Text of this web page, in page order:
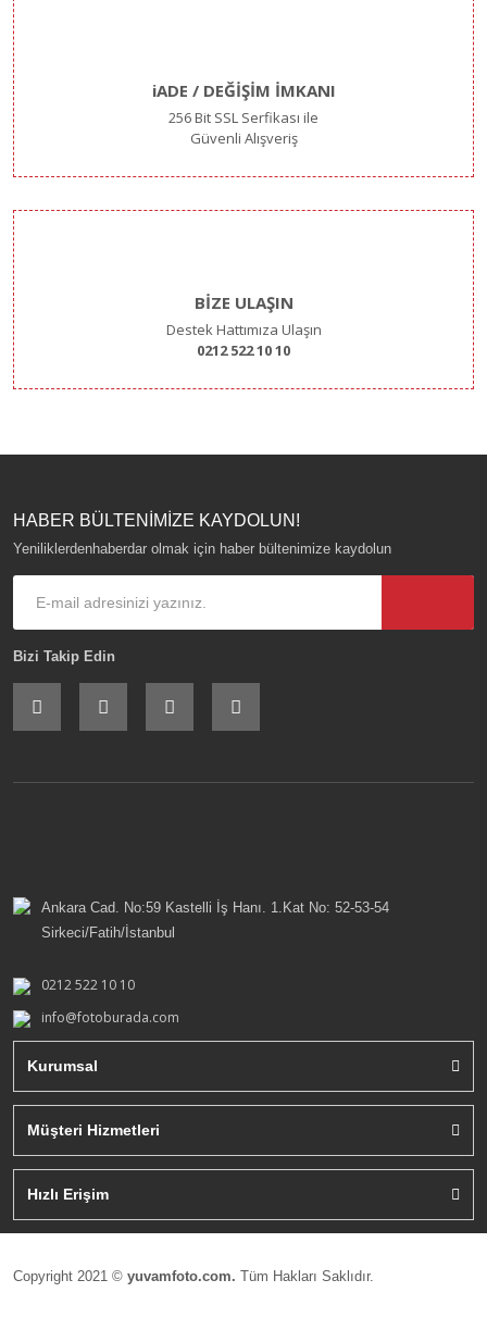
iADE / DEĞİŞİM İMKANI
256 Bit SSL Serfikası ile
Güvenli Alışveriş
BİZE ULAŞIN
Destek Hattımıza Ulaşın
0212 522 10 10
HABER BÜLTENİMİZE KAYDOLUN!
Yeniliklerdenhaberdar olmak için haber bültenimize kaydolun
Bizi Takip Edin
Ankara Cad. No:59 Kastelli İş Hanı. 1.Kat No: 52-53-54
Sirkeci/Fatih/İstanbul
0212 522 10 10
info@fotoburada.com
Kurumsal
Müşteri Hizmetleri
Hızlı Erişim
Copyright 2021 © yuvamfoto.com. Tüm Hakları Saklıdır.